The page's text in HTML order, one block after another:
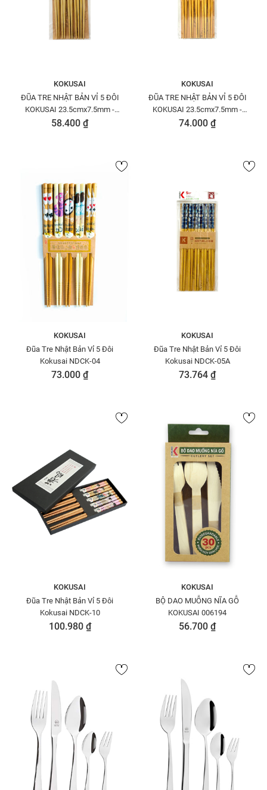
KOKUSAI
ĐŨA TRE NHẬT BẢN VỈ 5 ĐÔI
KOKUSAI 23.5cmx7.5mm -
NDCK-04B
58.400 ₫
KOKUSAI
ĐŨA TRE NHẬT BẢN VỈ 5 ĐÔI
KOKUSAI 23.5cmx7.5mm -
NDCK-12A
74.000 ₫
KOKUSAI
Đũa Tre Nhật Bản Vỉ 5 Đôi
Kokusai NDCK-04
73.000 ₫
KOKUSAI
Đũa Tre Nhật Bản Vỉ 5 Đôi
Kokusai NDCK-05A
73.764 ₫
KOKUSAI
Đũa Tre Nhật Bản Vỉ 5 Đôi
Kokusai NDCK-10
100.980 ₫
KOKUSAI
BỘ DAO MUỖNG NĨA GỖ
KOKUSAI 006194
56.700 ₫